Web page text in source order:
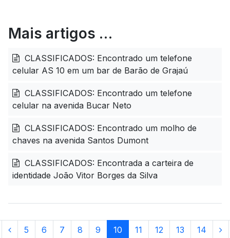
Mais artigos …
CLASSIFICADOS: Encontrado um telefone
celular AS 10 em um bar de Barão de Grajaú
CLASSIFICADOS: Encontrado um telefone
celular na avenida Bucar Neto
CLASSIFICADOS: Encontrado um molho de
chaves na avenida Santos Dumont
CLASSIFICADOS: Encontrada a carteira de
identidade João Vitor Borges da Silva
5 6 7 8 9 10 11 12 13 14